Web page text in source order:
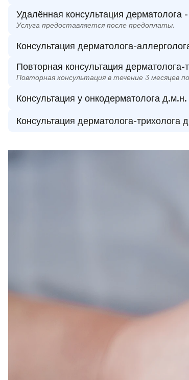
Удалённая консультация дерматолога
Услуга предоставляется после предоплаты.
Консультация дерматолога-
Повторная консультация
Повторная консультация в течение 3 месяцев
Консультация у онкодерматолога
Консультация дерматолога-